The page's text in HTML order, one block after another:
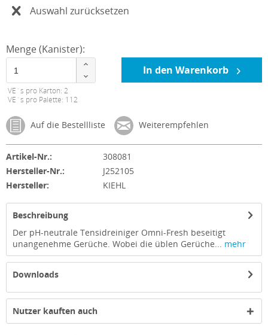
Auswahl zurücksetzen
Menge (Kanister):
VE´s pro Karton: 2
VE´s pro Palette: 112
In den Warenkorb
Auf die Bestellliste Weiterempfehlen
Artikel-Nr.:
308081
Hersteller-Nr.:
J252105
Hersteller:
KIEHL
Beschreibung
Der pH-neutrale Tensidreiniger Omni-Fresh beseitigt
unangenehme Gerüche. Wobei die üblen Gerüche... mehr
Downloads
Nutzer kauften auch